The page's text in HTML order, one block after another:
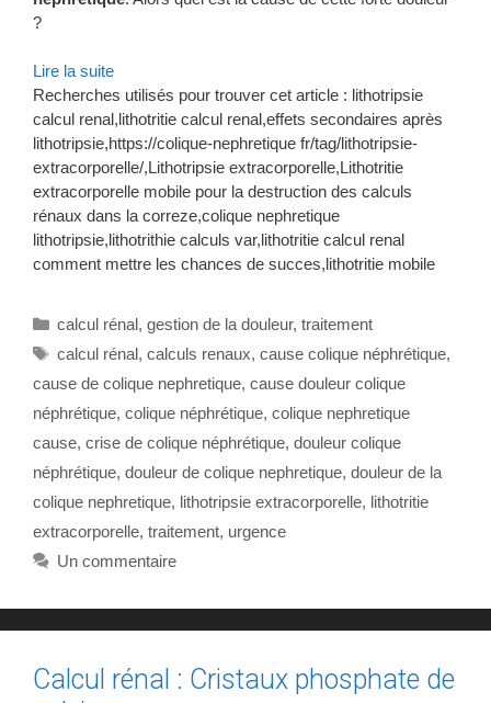
?
Lire la suite
Recherches utilisés pour trouver cet article : lithotripsie
calcul renal,lithotritie calcul renal,effets secondaires après
lithotripsie,https://colique-nephretique fr/tag/lithotripsie-
extracorporelle/,Lithotripsie extracorporelle,Lithotritie
extracorporelle mobile pour la destruction des calculs
rénaux dans la correze,colique nephretique
lithotripsie,lithotrithie calculs var,lithotritie calcul renal
comment mettre les chances de succes,lithotritie mobile
Catégories
calcul rénal, gestion de la douleur, traitement
Étiquettes
calcul rénal, calculs renaux, cause colique néphrétique,
cause de colique nephretique, cause douleur colique
néphrétique, colique néphrétique, colique nephretique
cause, crise de colique néphrétique, douleur colique
néphrétique, douleur de colique nephretique, douleur de la
colique nephretique, lithotripsie extracorporelle, lithotritie
extracorporelle, traitement, urgence
Un commentaire
Calcul rénal : Cristaux phosphate de